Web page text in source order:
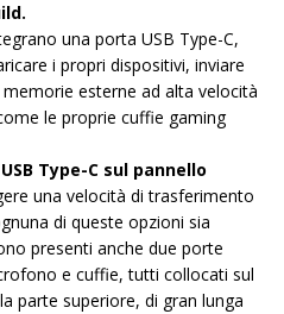
una porta USB Type-C,
i propri dispositivi, inviare
esterne ad alta velocità
le proprie cuffie gaming
USB Type-C sul pannello
una velocità di trasferimento
di queste opzioni sia
presenti anche due porte
e cuffie, tutti collocati sul
parte superiore, di gran lunga